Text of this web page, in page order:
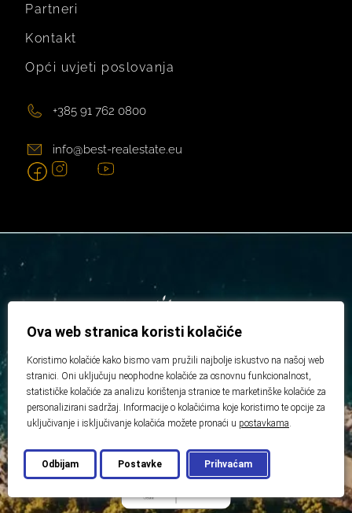
Partneri
Kontakt
Opći uvjeti poslovanja
+385 91 762 0800
info@best-realestate.eu
Ova web stranica koristi kolačiće
Koristimo kolačiće kako bismo vam pružili najbolje iskustvo na našoj web
stranici. Oni uključuju neophodne kolačiće za osnovnu funkcionalnost,
statističke kolačiće za analizu korištenja stranice te marketinške kolačiće za
personalizirani sadržaj. Informacije o kolačićima koje koristimo te opcije za
uključivanje i isključivanje kolačića možete pronaći u postavkama.
Prihvaćam
Odbijam Postavke